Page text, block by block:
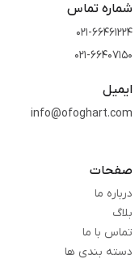
شماره تماس
021-66461224
021-66407150
ایمیل
info@ofoghart.com
صفحات
درباره ما
بلاگ
تماس با ما
دسته بندی ها